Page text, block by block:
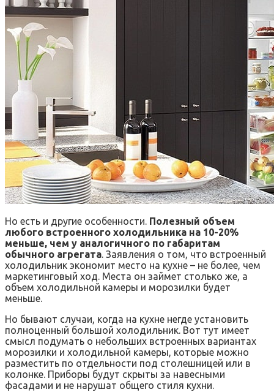
Но есть и другие особенности. Полезный объем
любого встроенного холодильника на 10-20%
меньше, чем у аналогичного по габаритам
обычного агрегата. Заявления о том, что встроенный
холодильник экономит место на кухне – не более, чем
маркетинговый ход. Места он займет столько же, а
объем холодильной камеры и морозилки будет
меньше.
Но бывают случаи, когда на кухне негде установить
полноценный большой холодильник. Вот тут имеет
смысл подумать о небольших встроенных вариантах
морозилки и холодильной камеры, которые можно
разместить по отдельности под столешницей или в
колонке. Приборы будут скрыты за навесными
фасадами и не нарушат общего стиля кухни.